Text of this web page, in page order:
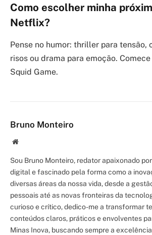
Como escolher minha
Netflix?
Pense no humor: thriller para tensão,
risos ou drama para emoção.
Squid Game.
Bruno Monteiro
Site/Blog
Sou Bruno Monteiro, redator apaixonado
digital e fascinado pela forma como a
diversas áreas da nossa vida, desde a
pessoais até as novas fronteiras da
curioso e crítico, dedico-me a transformar
conteúdos claros, práticos e envolventes
Minas Inova, buscando sempre a